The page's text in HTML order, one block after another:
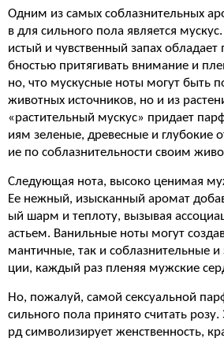
Одним из самых соблазнительных
в для сильного пола является
истый и чувственный запах обладает
бностью притягивать внимание и
но, что мускусные ноты могут быть
животных источников, но и из
«растительный мускус» придает
иям зеленые, древесные и глубокие
ие по соблазнительности своим
Следующая нота, высоко ценимая
Ее нежный, изысканный аромат
ый шарм и теплоту, вызывая
астьем. Ванильные ноты могут
мантичные, так и соблазнительные
ции, каждый раз пленяя мужские
Но, пожалуй, самой сексуальной
сильного пола принято считать
рд символизирует женственность,